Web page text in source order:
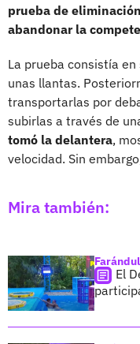
prueba de
abandonar la
La prueba consistía
unas llantas.
transportarlas por
subirlas a través de
tomó la delantera,
velocidad. Sin
Mira también:
El